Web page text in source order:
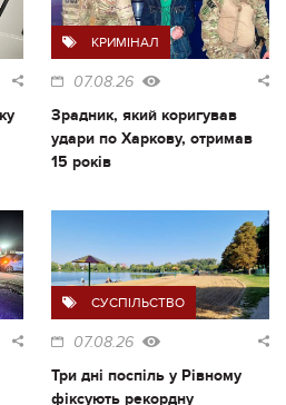
КРИМІНАЛ
07.08.26
Зрадник, який коригував
удари по Харкову, отримав
15 років
СУСПІЛЬСТВО
07.08.26
Три дні поспіль у Рівному
фіксують рекордну